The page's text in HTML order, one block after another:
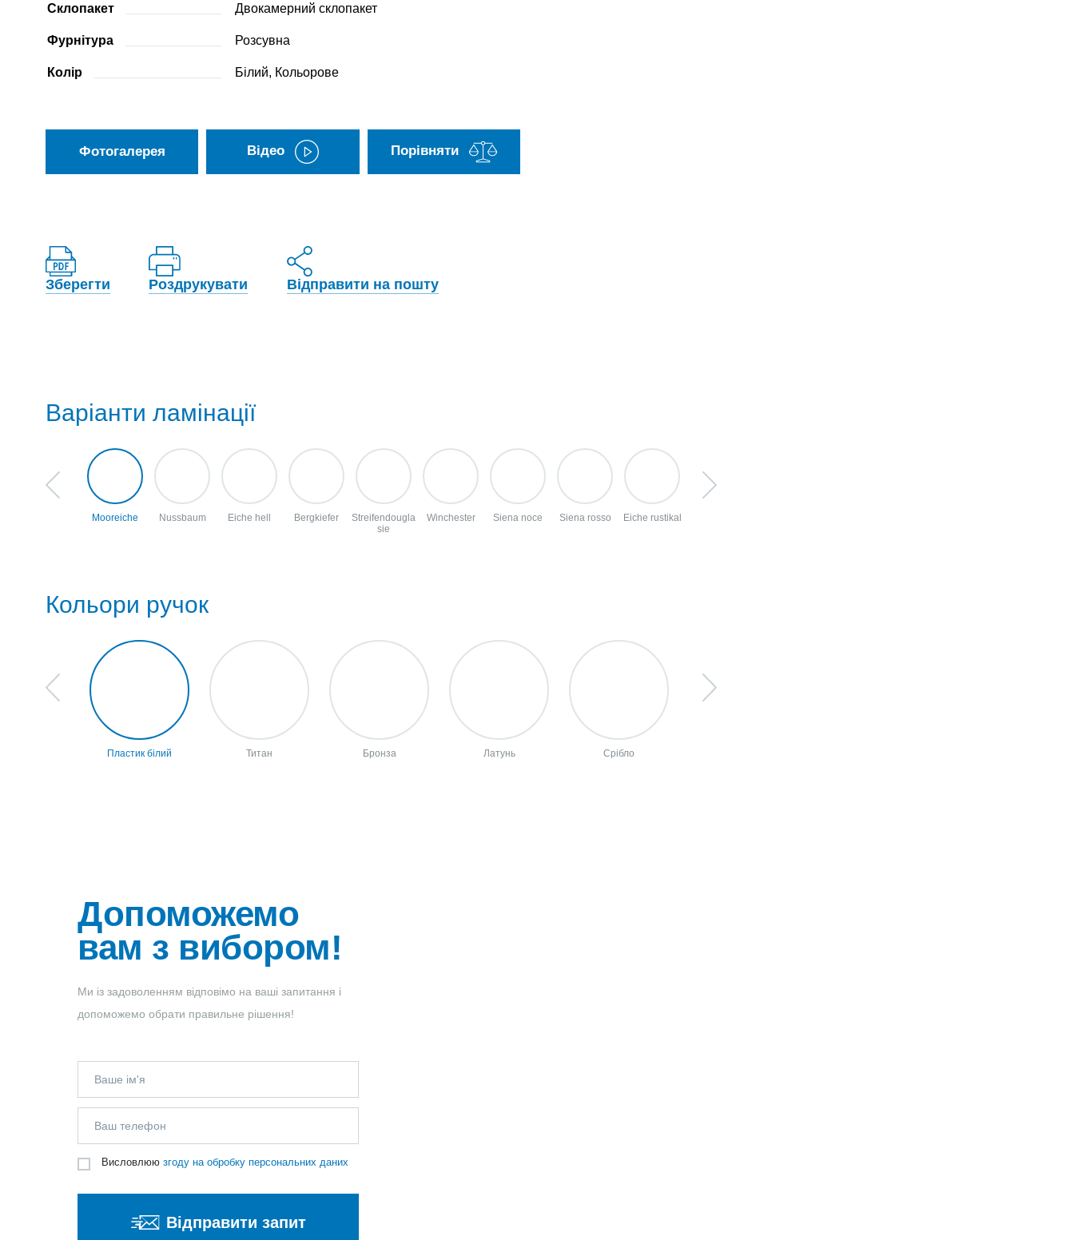
Склопакет Двокамерний склопакет
Фурнітура Розсувна
Колір Білий, Кольорове
Фотогалерея Відео Порівняти
Зберегти Роздрукувати Відправити на пошту
Варіанти ламінації
Mooreiche Nussbaum Eiche hell Bergkiefer
Streifendougla
sie
Winchester Siena noce Siena rosso Eiche rustikal
Кольори ручок
Пластик білий Титан Бронза Латунь Срібло
Допоможемо
вам з вибором!
Ми із задоволенням відповімо на ваші запитання і
допоможемо обрати правильне рішення!
Висловлюю згоду на обробку персональних даних
Відправити запит